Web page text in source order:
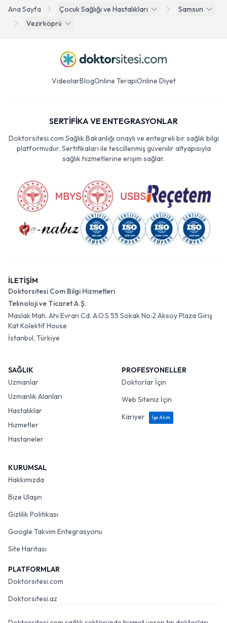
Ana Sayfa Çocuk Sağlığı ve Hastalıkları
Samsun
Vezirköprü
VideolarBlogOnline TerapiOnline Diyet
SERTİFİKA VE ENTEGRASYONLAR
Doktorsitesi.com Sağlık Bakanlığı onaylı ve entegreli bir sağlık bilgi
platformudur. Sertifikaları ile tescillenmiş güvenilir altyapısıyla
sağlık hizmetlerine erişim sağlar.
İLETİŞİM
Doktorsitesi Com Bilgi Hizmetleri
Teknoloji ve Ticaret A.Ş.
Maslak Mah. Ahi Evran Cd. A.O.S 55 Sokak No:2 Aksoy Plaza Giriş
Kat Kolektif House
İstanbul, Türkiye
SAĞLIK
Uzmanlar
Uzmanlık Alanları
Hastalıklar
Hizmetler
Hastaneler
PROFESYONELLER
Doktorlar İçin
Web Siteniz İçin
Kariyer
İşe Alım
KURUMSAL
Hakkımızda
Bize Ulaşın
Gizlilik Politikası
Google Takvim Entegrasyonu
Site Haritası
PLATFORMLAR
Doktorsitesi.com
Doktorsitesi.az